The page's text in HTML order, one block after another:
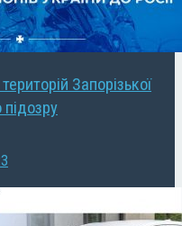
Запорізької